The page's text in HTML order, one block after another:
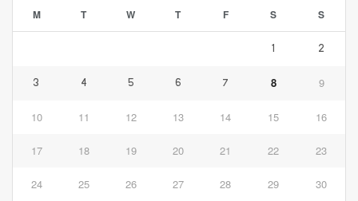
M T W T F S S
1 2
3 4 5 6 7 8 9
10 11 12 13 14 15 16
17 18 19 20 21 22 23
24 25 26 27 28 29 30